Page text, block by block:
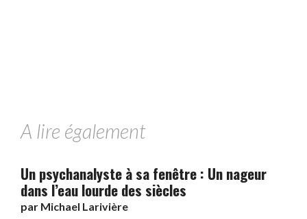
A lire également
Un psychanalyste à sa fenêtre : Un nageur
dans l’eau lourde des siècles
par Michael Larivière